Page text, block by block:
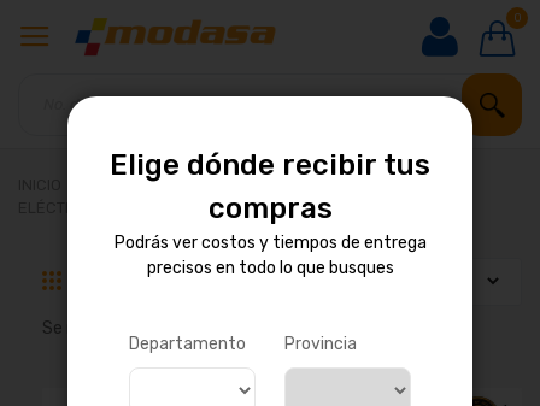
0
HERRAMIENTAS Y MAQUINARIA
ELÉCTRICAS E INALÁMBRICAS
SIERRAS Y LIJADORAS
Parrilla
Se muestran
Elige dónde recibir tus
compras
Podrás ver costos y tiempos de entrega
precisos en todo lo que busques
Departamento Provincia